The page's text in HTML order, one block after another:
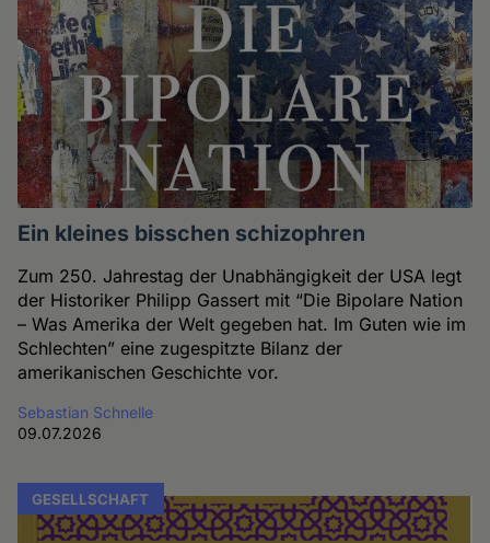
Ein kleines bisschen schizophren
Zum 250. Jahrestag der Unabhängigkeit der USA legt
der Historiker Philipp Gassert mit “Die Bipolare Nation
– Was Amerika der Welt gegeben hat. Im Guten wie im
Schlechten” eine zugespitzte Bilanz der
amerikanischen Geschichte vor.
Sebastian Schnelle
09.07.2026
GESELLSCHAFT